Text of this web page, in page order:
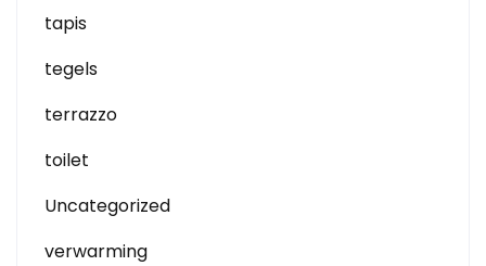
tapis
tegels
terrazzo
toilet
Uncategorized
verwarming